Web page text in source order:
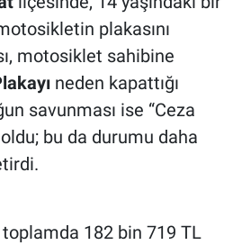
plakasını
motosiklet sahibine
neden kapattığı
savunması ise “Ceza
bu da durumu daha
182 bin 719 TL